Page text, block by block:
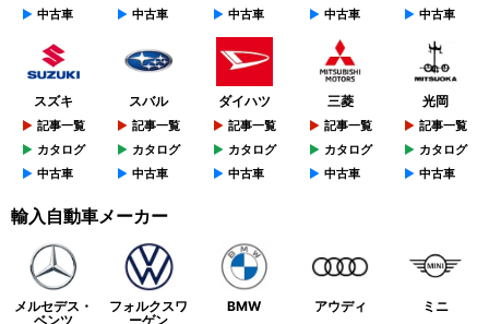
中古車
中古車
中古車
中古車
中古車
スズキ
記事一覧
カタログ
中古車
スバル
記事一覧
カタログ
中古車
ダイハツ
記事一覧
カタログ
中古車
三菱
記事一覧
カタログ
中古車
光岡
記事一覧
カタログ
中古車
輸入自動車メーカー
メルセデス・
ベンツ
フォルクスワ
ーゲン
BMW アウディ ミニ